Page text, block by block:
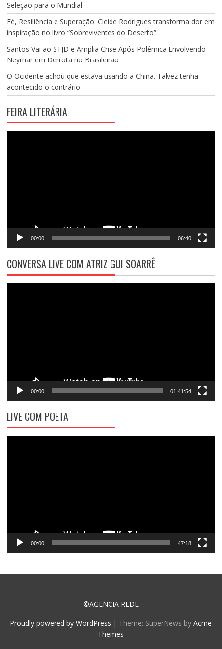
Seleção para o Mundial
Fé, Resiliência e Superação: Cleide Rodrigues transforma dor em
inspiração no livro “Sobreviventes do Deserto”
Santos Vai ao STJD e Amplia Crise Após Polêmica Envolvendo
Neymar em Derrota no Brasileirão
O Ocidente achou que estava usando a China. Talvez tenha
acontecido o contrário
FEIRA LITERÁRIA
00:00 06:40
CONVERSA LIVE COM ATRIZ GUI SOARRÊ
00:00 01:41:54
LIVE COM POETA
00:00 47:18
©AGENCIA REDE
Proudly powered by WordPress | Theme: SuperNews byAcme
Themes